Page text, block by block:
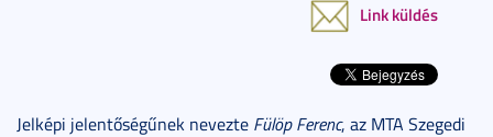
Link küldés
Jelképi jelentőségűnek nevezte Fülöp Ferenc, az MTA Szegedi